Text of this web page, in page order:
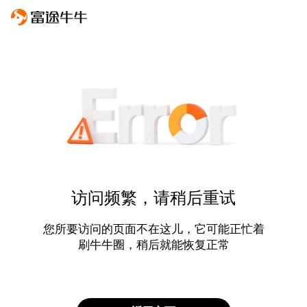
访问频繁，请稍后重试
您所要访问的页面不在这儿，它可能正忙着
刷牛牛圈，稍后就能恢复正常